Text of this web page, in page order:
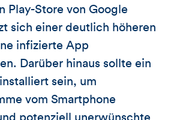
Play-Store von Google
sich einer deutlich höheren
infizierte App
Darüber hinaus sollte ein
sein, um
vom Smartphone
potenziell unerwünschte